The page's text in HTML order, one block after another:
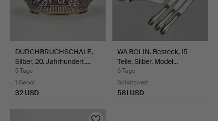
DURCHBRUCHSCHALE,
Silber, 20. Jahrhundert,…
5 Tage
1 Gebot
32 USD
WA BOLIN. Besteck, 15
Teile, Silber, Model…
6 Tage
Schätzwert
581 USD